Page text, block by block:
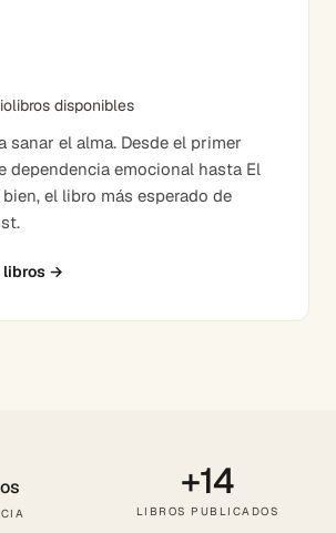
disponibles
sanar el alma. Desde el primer
dependencia emocional hasta El
el libro más esperado de
libros →
+14
LIBROS PUBLICADOS